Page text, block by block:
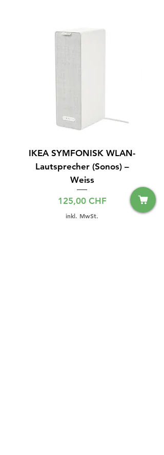
IKEA SYMFONISK WLAN-
Lautsprecher (Sonos) –
Weiss
Preis
125,00 CHF
inkl. MwSt.